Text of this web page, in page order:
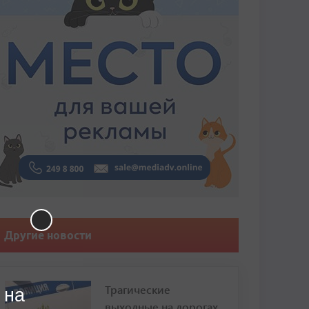
Другие новости
Трагические